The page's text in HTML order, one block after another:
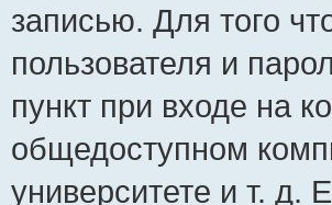
записью. Для того
пользователя и
пункт при входе на
общедоступном
университете и т. д.